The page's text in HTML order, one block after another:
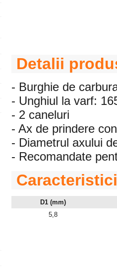
Detalii
- Burghie de
- Unghiul la varf:
- 2 caneluri
- Ax de prindere
- Diametrul axului
- Recomandate
D1 (mm)
5,8